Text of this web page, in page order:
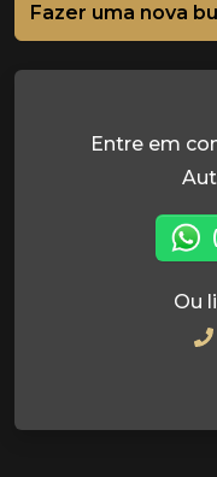
Fazer uma nova
Entre em
Ou